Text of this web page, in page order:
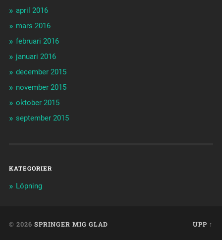
april 2016
mars 2016
februari 2016
januari 2016
december 2015
november 2015
oktober 2015
september 2015
KATEGORIER
Löpning
© 2026 SPRINGER MIG GLAD UPP ↑